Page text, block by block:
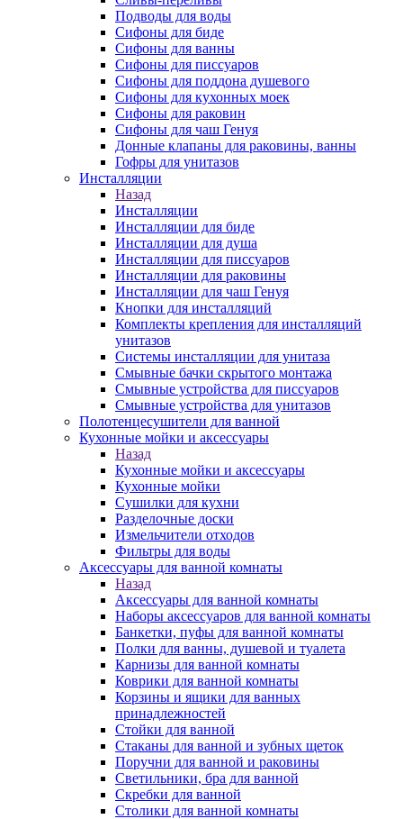
Подводы для воды
Сифоны для биде
Сифоны для ванны
Сифоны для писсуаров
Сифоны для поддона душевого
Сифоны для кухонных моек
Сифоны для раковин
Сифоны для чаш Генуя
Донные клапаны для раковины, ванны
Гофры для унитазов
Инсталляции
Назад
Инсталляции
Инсталляции для биде
Инсталляции для душа
Инсталляции для писсуаров
Инсталляции для раковины
Инсталляции для чаш Генуя
Кнопки для инсталляций
Комплекты крепления для инсталляций
унитазов
Системы инсталляции для унитаза
Смывные бачки скрытого монтажа
Смывные устройства для писсуаров
Смывные устройства для унитазов
Полотенцесушители для ванной
Кухонные мойки и аксессуары
Назад
Кухонные мойки и аксессуары
Кухонные мойки
Сушилки для кухни
Разделочные доски
Измельчители отходов
Фильтры для воды
Аксессуары для ванной комнаты
Назад
Аксессуары для ванной комнаты
Наборы аксессуаров для ванной комнаты
Банкетки, пуфы для ванной комнаты
Полки для ванны, душевой и туалета
Карнизы для ванной комнаты
Коврики для ванной комнаты
Корзины и ящики для ванных
принадлежностей
Стойки для ванной
Стаканы для ванной и зубных щеток
Поручни для ванной и раковины
Светильники, бра для ванной
Скребки для ванной
Столики для ванной комнаты